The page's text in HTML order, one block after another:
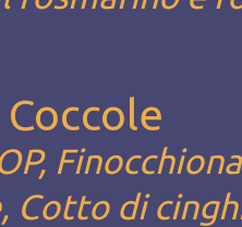
Cotto di